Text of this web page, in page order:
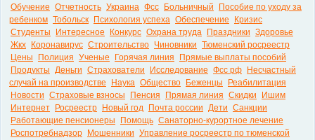
Обучение Отчетность Украина Фсс Больничный
Пособие по уходу за
ребенком Тобольск Психология успеха Обеспечение
Кризис
Студенты
Интересное Конкурс Охрана труда Праздники Здоровье
Жкх
Коронавирус Строительство Чиновники Тюменский росреестр
Цены
Полиция Ученые Горячая линия
Прямые выплаты пособий
Продукты Деньги Страхователи Исследование Фсс рф
Несчастный
случай на производстве
Наука Общество Беженцы
Реабилитация
Новости Страховые взносы Пенсия Прямая линия Скидки
Ишим
Интернет
Росреестр Новый год Почта россии Дети Санкции
Работающие пенсионеры
Помощь Санаторно-курортное лечение
Роспотребнадзор
Мошенники Управление росреестр по тюменской